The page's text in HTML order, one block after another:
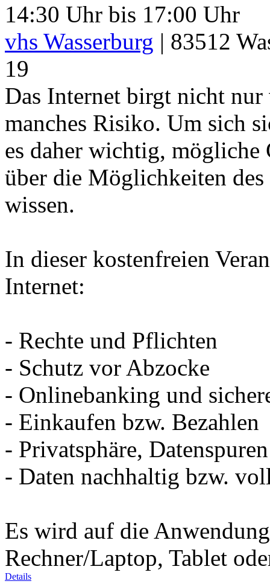
14:30 Uhr bis 17:00 Uhr
vhs Wasserburg | 83512
19
Das Internet birgt nicht nur
manches Risiko. Um sich
es daher wichtig, mögliche
über die Möglichkeiten des
wissen.
In dieser kostenfreien
Internet:
- Rechte und Pflichten
- Schutz vor Abzocke
- Onlinebanking und
- Einkaufen bzw. Bezahlen
- Privatsphäre,
- Daten nachhaltig bzw.
Es wird auf die
Rechner/Laptop, Tablet
Details